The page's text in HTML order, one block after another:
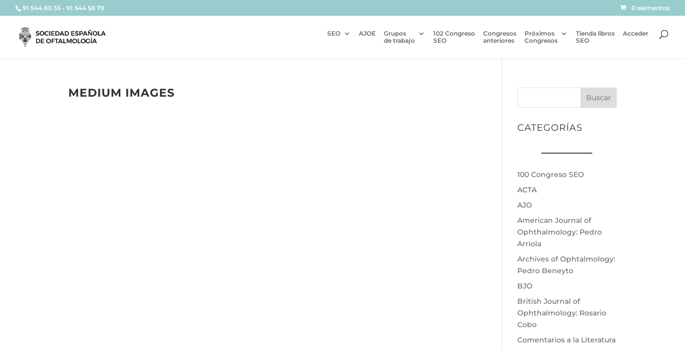
91 544 80 35 - 91 544 58 79 0 elementos
SEO AJOE
Grupos
de trabajo
102 Congreso
SEO
Congresos
anteriores
Próximos
Congresos
Tienda libros
SEO
Acceder
MEDIUM IMAGES Buscar
CATEGORÍAS
100 Congreso SEO
ACTA
AJO
American Journal of
Ophthalmology: Pedro
Arriola
Archives of Ophtalmology:
Pedro Beneyto
BJO
British Journal of
Ophthalmology: Rosario
Cobo
Comentarios a la Literatura